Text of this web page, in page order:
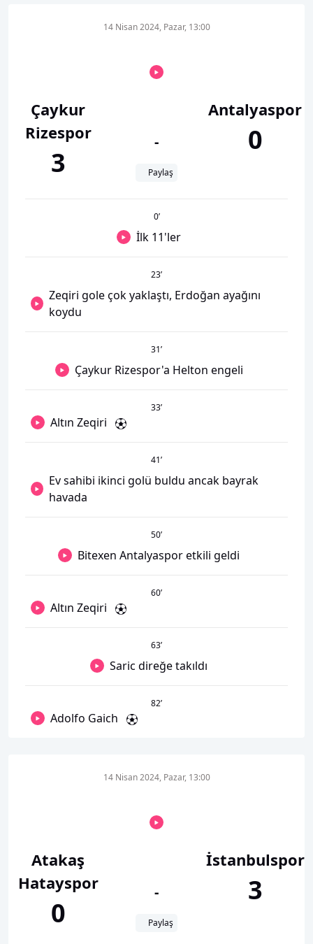
Çaykur
Rizespor
3
14 Nisan 2024, Pazar, 13:00
-
Paylaş
Antalyaspor
0
0’
İlk 11'ler
23’
Zeqiri gole çok yaklaştı, Erdoğan ayağını
koydu
31’
Çaykur Rizespor'a Helton engeli
33’
Altın Zeqiri
41’
Ev sahibi ikinci golü buldu ancak bayrak
havada
50’
Bitexen Antalyaspor etkili geldi
60’
Altın Zeqiri
63’
Saric direğe takıldı
82’
Adolfo Gaich
Atakaş
Hatayspor
0
14 Nisan 2024, Pazar, 13:00
-
Paylaş
İstanbulspor
3